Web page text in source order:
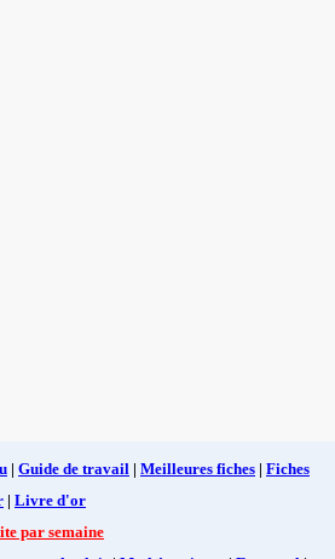
| Guide de travail | Meilleures fiches | Fiches
| Livre d'or
par semaine